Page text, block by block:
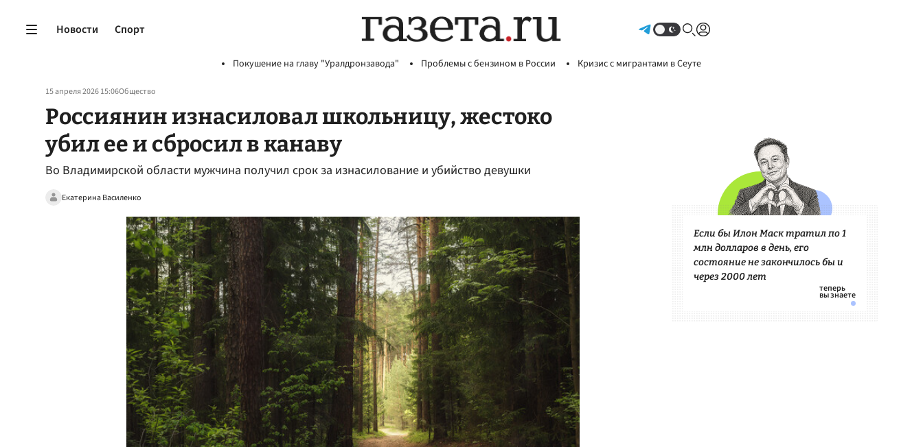
Новости Спорт
Покушение на главу "Уралдронзавода" Проблемы с бензином в России Кризис с мигрантами в Сеуте
15 апреля 2026 15:06Общество
Россиянин изнасиловал школьницу, жестоко
убил ее и сбросил в канаву
Во Владимирской области мужчина получил срок за изнасилование и убийство девушки
Екатерина Василенко
Если бы Илон Маск тратил по 1
млн долларов в день, его
состояние не закончилось бы и
через 2000 лет